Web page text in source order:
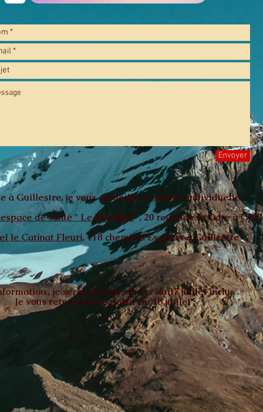
Envoyer
à Guillestre, je vous accueille en séance individuelle :
de santé " Le Martinet" , 20 route de la Gare à
le Catinat Fleuri, 118 chemin d'Eygliers à Guillestre
, je serai absente du 1er au 17 juillet inclus .
Je vous retrouverai à partir du 18 juillet .